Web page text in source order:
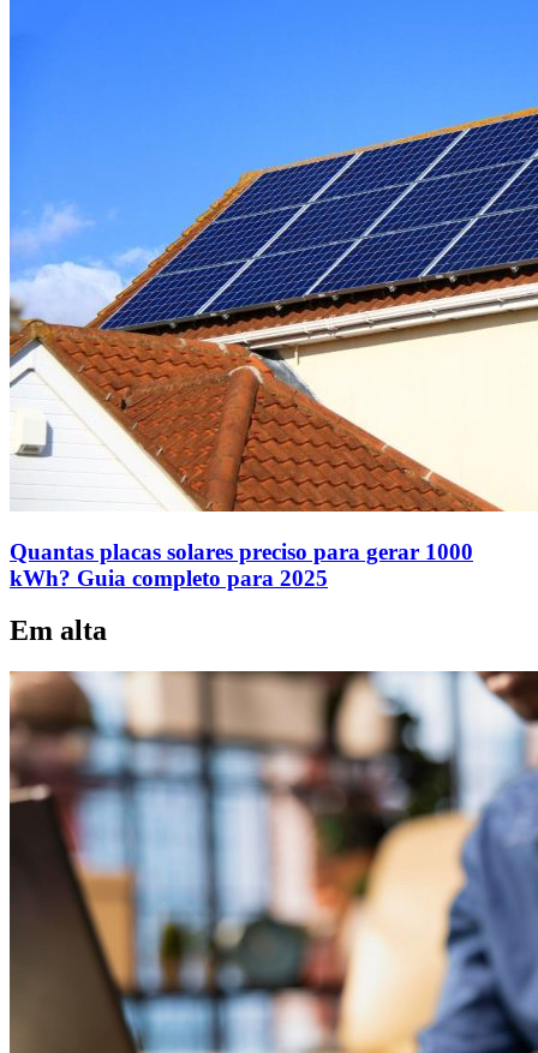
Quantas placas solares preciso para gerar 1000
kWh? Guia completo para 2025
Em alta